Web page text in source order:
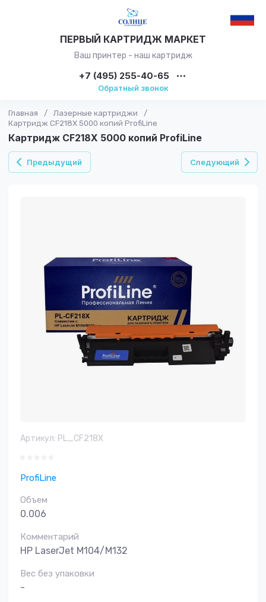
ПЕРВЫЙ КАРТРИДЖ МАРКЕТ
Ваш принтер - наш картридж
+7 (495) 255-40-65
Обратный звонок
Главная / Лазерные картриджи
/
Картридж CF218X 5000 копий ProfiLine
Картридж CF218X 5000 копий ProfiLine
Предыдущий Следующий
Артикул: PL_CF218X
ProfiLine
Объем
0.006
Комментарий
HP LaserJet M104/M132
Вес без упаковки
-